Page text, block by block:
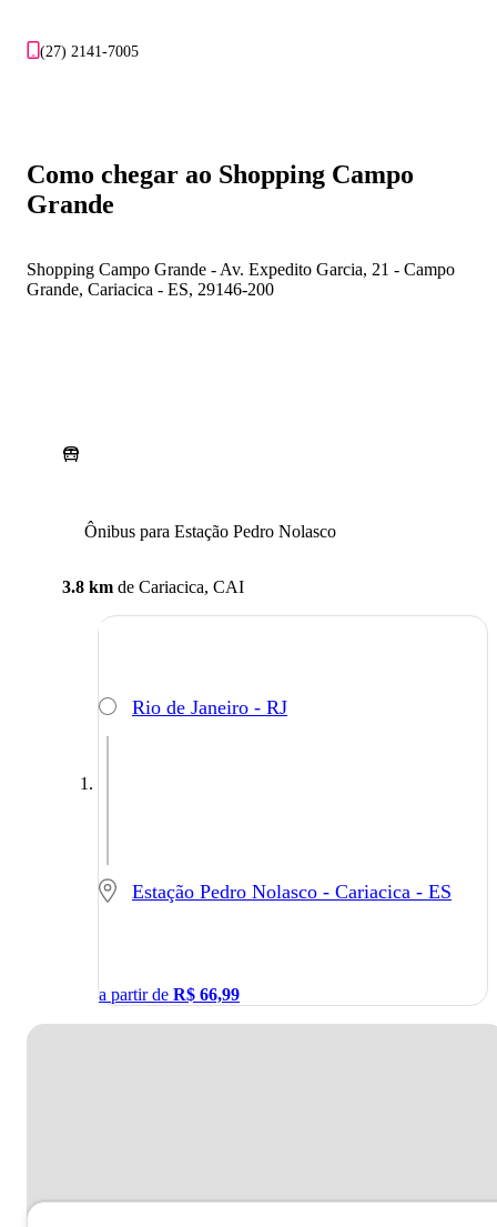
(27) 2141-7005
Como chegar ao Shopping Campo
Grande
Shopping Campo Grande - Av. Expedito Garcia, 21 - Campo
Grande, Cariacica - ES, 29146-200
Ônibus para Estação Pedro Nolasco
3.8 km de Cariacica, CAI
Rio de Janeiro - RJ
Estação Pedro Nolasco - Cariacica - ES
a partir de R$ 66,99